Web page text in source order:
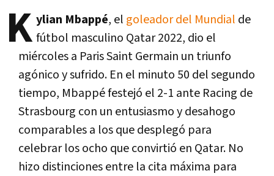
K ylian Mbappé, el goleador del Mundial de
fútbol masculino Qatar 2022, dio el
miércoles a Paris Saint Germain un triunfo
agónico y sufrido. En el minuto 50 del segundo
tiempo, Mbappé festejó el 2-1 ante Racing de
Strasbourg con un entusiasmo y desahogo
comparables a los que desplegó para
celebrar los ocho que convirtió en Qatar. No
hizo distinciones entre la cita máxima para